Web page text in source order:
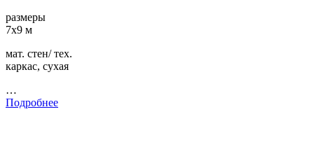
размеры
7х9 м
мат. стен/ тех.
каркас, сухая
…
Подробнее